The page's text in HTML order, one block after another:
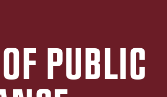
PU­BLIC